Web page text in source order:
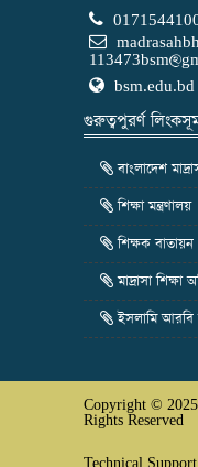
bsm.edu.bd
গুরুত্বপুরর্ণ
বাংলাদেশ
শিক্ষা মন্ত্রণালয়
শিক্ষক বাতায়ন
মাদ্রাসা শিক্ষা
ইসলামি আরবি
Copyright ©
Rights Reserved
Technical